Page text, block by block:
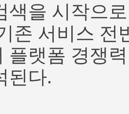
색을 시작으
존 서비스 전
플랫폼 경쟁
된다.